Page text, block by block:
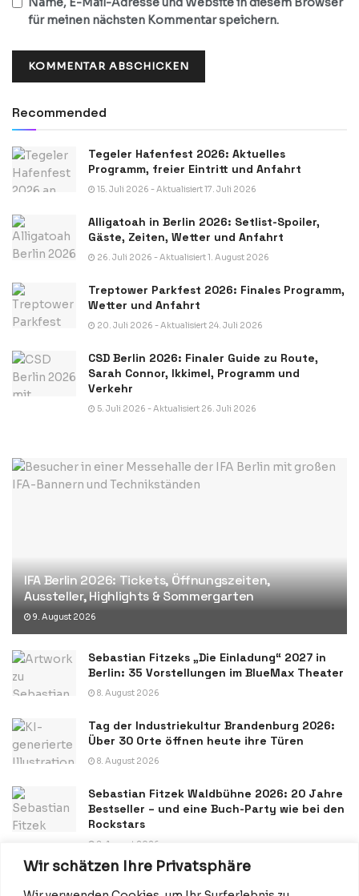
Wir schätzen Ihre Privatsphäre
für meinen nächsten Kommentar speichern.
Recommended
Tegeler Hafenfest 2026: Aktuelles
Programm, freier Eintritt und Anfahrt
15. Juli 2026 - Aktualisiert 17. Juli 2026
Alligatoah in Berlin 2026: Setlist-Spoiler,
Gäste, Zeiten, Wetter und Anfahrt
26. Juli 2026 - Aktualisiert 1. August 2026
Treptower Parkfest 2026: Finales Programm,
Wetter und Anfahrt
20. Juli 2026 - Aktualisiert 24. Juli 2026
CSD Berlin 2026: Finaler Guide zu Route,
Sarah Connor, Ikkimel, Programm und
Verkehr
5. Juli 2026 - Aktualisiert 26. Juli 2026
IFA Berlin 2026: Tickets, Öffnungszeiten,
Aussteller, Highlights & Sommergarten
9. August 2026
Sebastian Fitzeks „Die Einladung“ 2027 in
Berlin: 35 Vorstellungen im BlueMax Theater
8. August 2026
Tag der Industriekultur Brandenburg 2026:
Über 30 Orte öffnen heute ihre Türen
8. August 2026
Sebastian Fitzek Waldbühne 2026: 20 Jahre
Bestseller – und eine Buch-Party wie bei den
Rockstars
8. August 2026